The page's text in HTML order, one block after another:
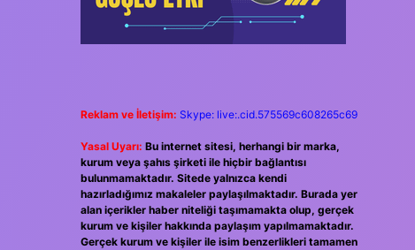
Reklam ve İletişim: Skype: live:.cid.575569c608265c69
Yasal Uyarı: Bu internet sitesi, herhangi bir marka,
kurum veya şahıs şirketi ile hiçbir bağlantısı
bulunmamaktadır. Sitede yalnızca kendi
hazırladığımız makaleler paylaşılmaktadır. Burada yer
alan içerikler haber niteliği taşımamakta olup, gerçek
kurum ve kişiler hakkında paylaşım yapılmamaktadır.
Gerçek kurum ve kişiler ile isim benzerlikleri tamamen